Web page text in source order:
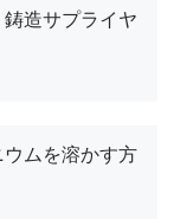
造サプライヤ
ムを溶かす方